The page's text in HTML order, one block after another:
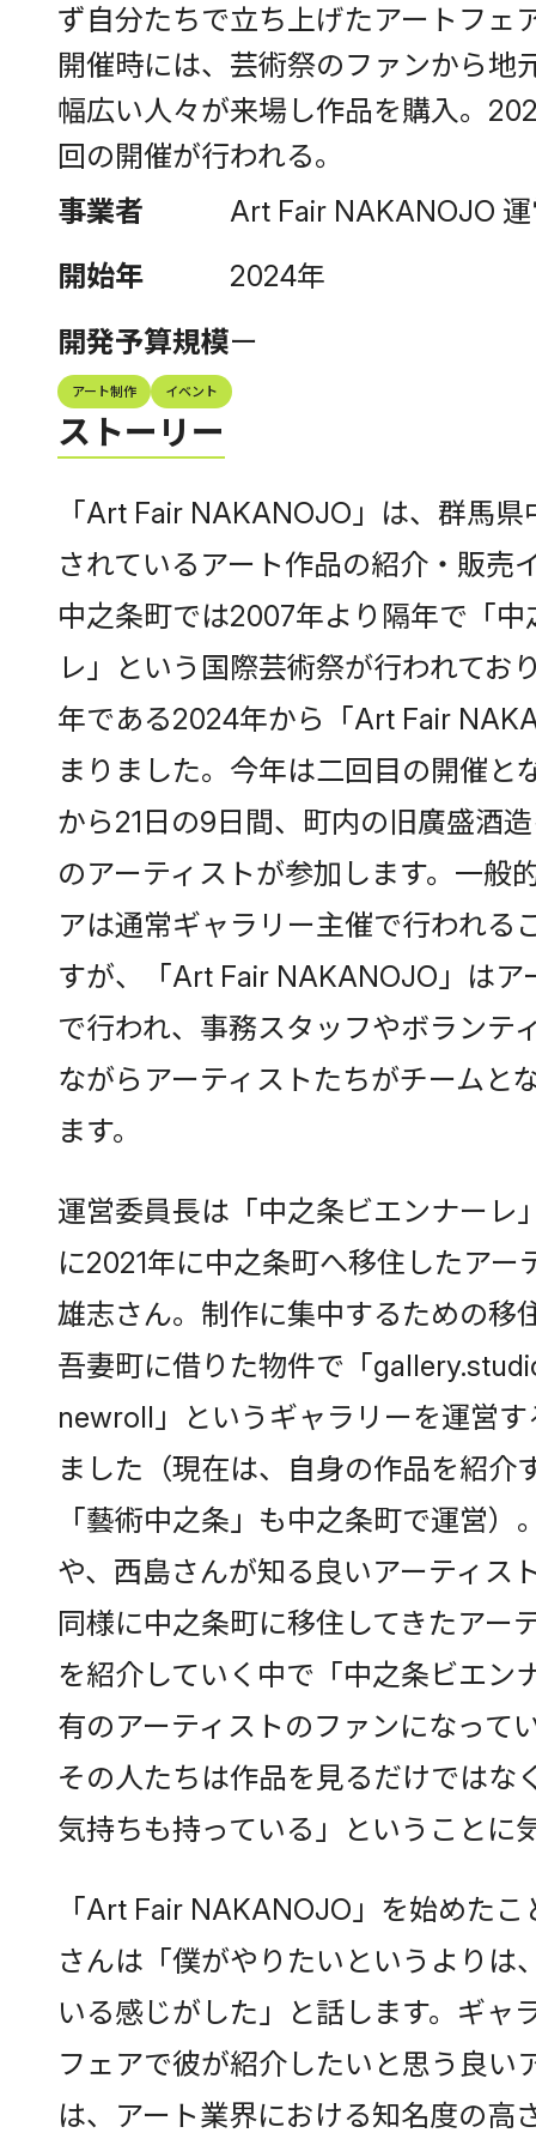
ず自分たちで立ち上げたアートフェ
開催時には、芸術祭のファンから地
幅広い人々が来場し作品を購入。
回の開催が行われる。
事業者
Art Fair NAKANOJO
開始年
2024年
開発予算規模ー
アート制作 イベント
ストーリー
「Art Fair NAKANOJO」は、群馬
されているアート作品の紹介・販売
中之条町では2007年より隔年で「
レ」という国際芸術祭が行われてお
年である2024年から「Art Fair
まりました。今年は二回目の開催と
から21日の9日間、町内の旧廣盛酒
のアーティストが参加します。一般
アは通常ギャラリー主催で行われる
すが、「Art Fair NAKANOJO」はア
で行われ、事務スタッフやボランテ
ながらアーティストたちがチームと
ます。
運営委員長は「中之条ビエンナーレ
に2021年に中之条町へ移住したアー
雄志さん。制作に集中するための移
吾妻町に借りた物件で「
newroll」というギャラリーを運営
ました（現在は、自身の作品を紹介
「藝術中之条」も中之条町で運営）
や、西島さんが知る良いアーティス
同様に中之条町に移住してきたアー
を紹介していく中で「中之条ビエン
有のアーティストのファンになって
その人たちは作品を見るだけではな
気持ちも持っている」ということに
「Art Fair NAKANOJO」を始めた
さんは「僕がやりたいというよりは
いる感じがした」と話します。ギャ
フェアで彼が紹介したいと思う良い
は、アート業界における知名度の高